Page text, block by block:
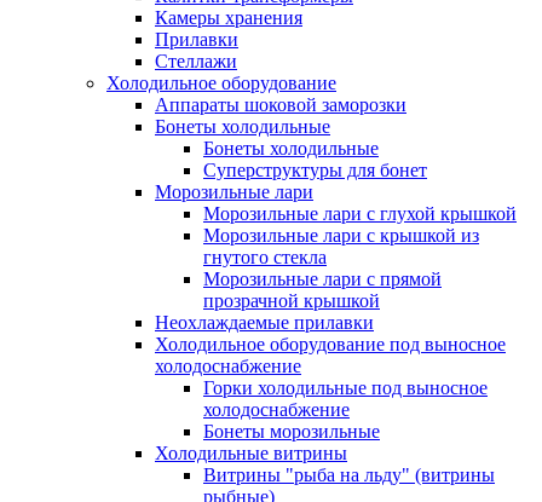
Камеры хранения
Прилавки
Стеллажи
Холодильное оборудование
Аппараты шоковой заморозки
Бонеты холодильные
Бонеты холодильные
Суперструктуры для бонет
Морозильные лари
Морозильные лари с глухой крышкой
Морозильные лари с крышкой из
гнутого стекла
Морозильные лари с прямой
прозрачной крышкой
Неохлаждаемые прилавки
Холодильное оборудование под выносное
холодоснабжение
Горки холодильные под выносное
холодоснабжение
Бонеты морозильные
Холодильные витрины
Витрины "рыба на льду" (витрины
рыбные)